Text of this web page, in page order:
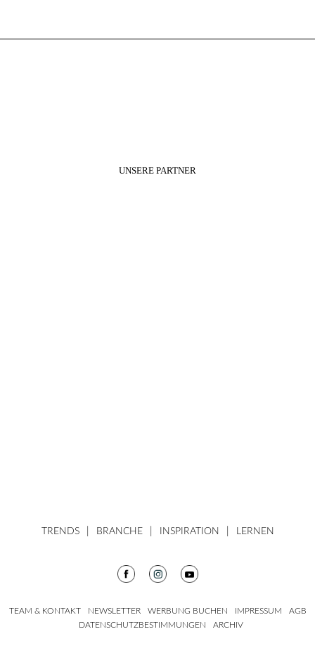
UNSERE PARTNER
TRENDS BRANCHE INSPIRATION LERNEN
TEAM & KONTAKT NEWSLETTER WERBUNG BUCHEN IMPRESSUM
AGB
DATENSCHUTZBESTIMMUNGEN
ARCHIV